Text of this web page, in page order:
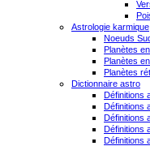
Astrologie karmique
Noeuds
Planètes
Planètes
Planètes
Dictionnaire astro
Définitions
Définitions
Définitions
Définitions
Définitions